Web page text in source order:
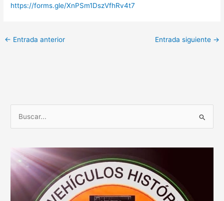
https://forms.gle/XnPSm1DszVfhRv4t7
← Entrada anterior Entrada siguiente →
a